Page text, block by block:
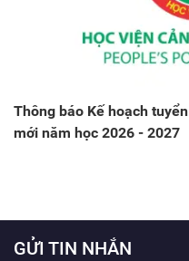
Thông báo Kế hoạch
mới năm học 2026 - 2027
GỬI TIN NHẮN